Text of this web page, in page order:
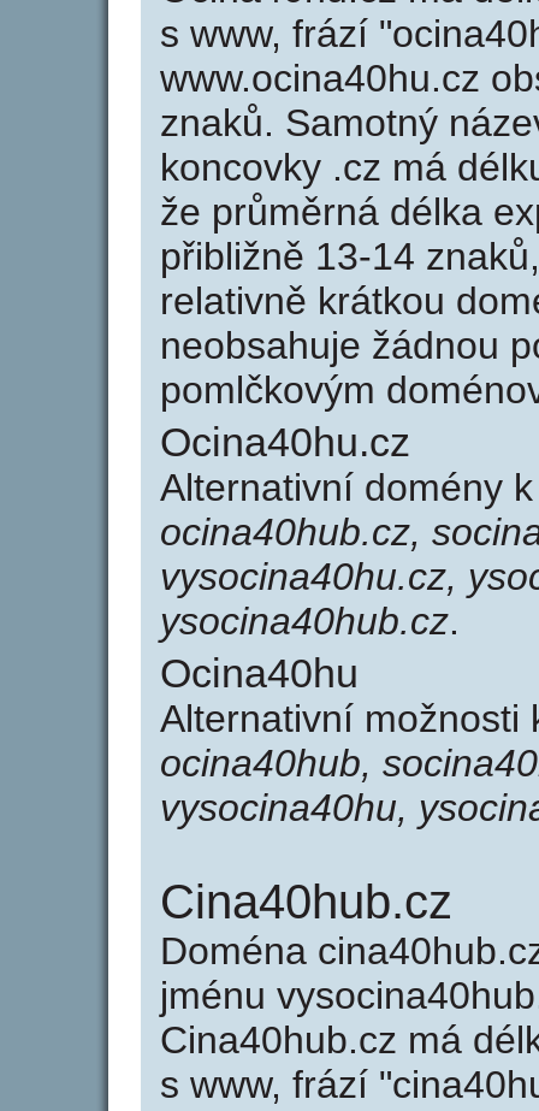
s www, frází
www.ocina40hu.cz
znaků. Samotný
koncovky .cz má
že průměrná délka
přibližně 13-14
relativně krátkou
neobsahuje žádnou
pomlčkovým
Ocina40hu.cz
Alternativní domény
ocina40hub.cz,
vysocina40hu.cz,
ysocina40hub.cz.
Ocina40hu
Alternativní možnosti
ocina40hub,
vysocina40hu,
Cina40hub.cz
Doména
jménu
Cina40hub.cz má
s www, frází